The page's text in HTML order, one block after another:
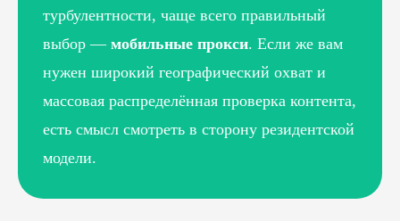
турбулентности, чаще всего правильный
выбор — мобильные прокси. Если же вам
нужен широкий географический охват и
массовая распределённая проверка контента,
есть смысл смотреть в сторону резидентской
модели.